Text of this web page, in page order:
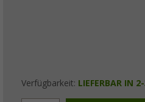
Verfügbarkeit: LIEFERBAR IN